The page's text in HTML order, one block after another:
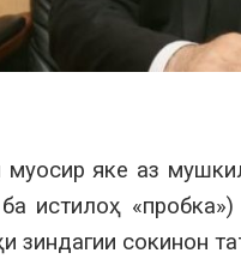
яке аз
истилоҳ
зиндагии сокинон